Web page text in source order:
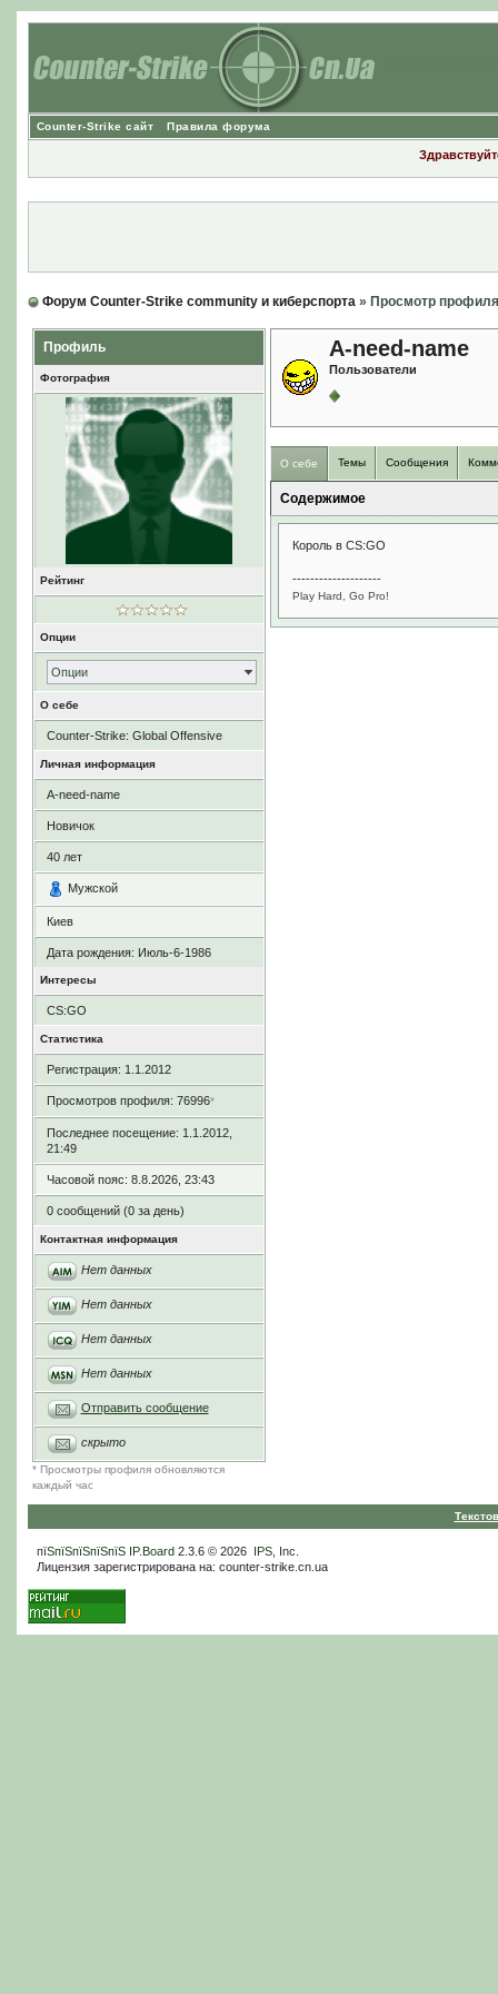
Counter-Strike сайт Правила форума
Форум Counter-Strike community и киберспорта» Просмотр профиля
Профиль
Фотография
Рейтинг
Опции
Опции
О себе
Counter-Strike: Global Offensive
Личная информация
A-need-name
Новичок
40 лет
Мужской
Киев
Дата рождения: Июль-6-1986
Интересы
CS:GO
Статистика
Регистрация: 1.1.2012
Просмотров профиля: 76996*
Последнее посещение: 1.1.2012,
21:49
Часовой пояс: 8.8.2026, 23:43
0 сообщений (0 за день)
Контактная информация
Нет данных
Нет данных
Нет данных
Нет данных
Отправить сообщение
скрыто
* Просмотры профиля обновляются
каждый час
A-need-name
Пользователи
О себе Темы Сообщения
Содержимое
Король в CS:GO
--------------------
Play Hard, Go Pro!
пїЅпїЅпїЅпїЅпїЅ IP.Board2.3.6 © 2026 IPS, Inc
Лицензия зарегистрирована на: counter-strike.cn.ua